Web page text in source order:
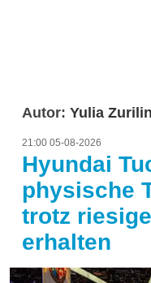
Autor: Yulia
21:00 05-08-2026
Hyundai
physische
trotz
erhalten